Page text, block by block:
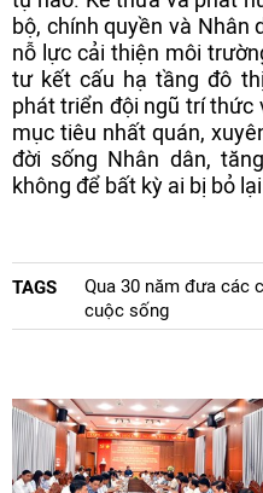
bộ, chính quyền và Nhân
nỗ lực cải thiện môi
tư kết cấu hạ tầng đô
phát triển đội ngũ trí thức
mục tiêu nhất quán,
đời sống Nhân dân,
không để bất kỳ ai bị bỏ
TAGS
Qua 30 năm đưa các
cuộc sống